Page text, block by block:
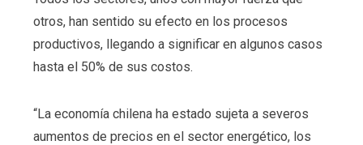
otros, han sentido su efecto en los procesos
productivos, llegando a significar en algunos casos
hasta el 50% de sus costos.
“La economía chilena ha estado sujeta a severos
aumentos de precios en el sector energético, los